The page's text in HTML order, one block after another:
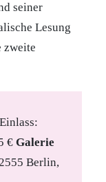
seiner
Lesung
zweite
Einlass:
€ Galerie
Berlin,